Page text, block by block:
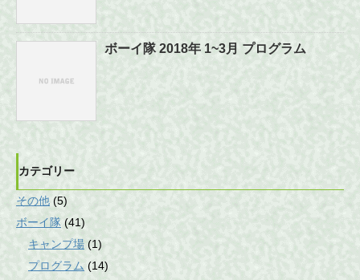
ボーイ隊 2018年 1~3月 プログラム
カテゴリー
その他 (5)
ボーイ隊 (41)
キャンプ場 (1)
プログラム (14)